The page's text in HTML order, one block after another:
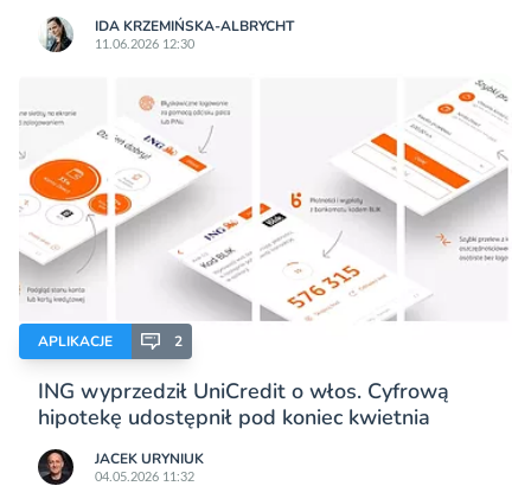
IDA KRZEMIŃSKA-ALBRYCHT
11.06.2026 12:30
APLIKACJE 2
ING wyprzedził UniCredit o włos. Cyfrową
hipotekę udostępnił pod koniec kwietnia
JACEK URYNIUK
04.05.2026 11:32